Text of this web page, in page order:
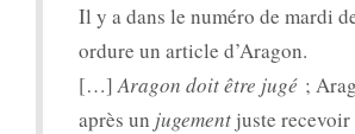
Il y a dans le numéro de mardi
ordure un article d’Aragon.
[…] Aragon doit être jugé ;
après un jugement juste recevoir